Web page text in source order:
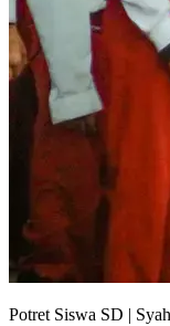
Potret Siswa SD |